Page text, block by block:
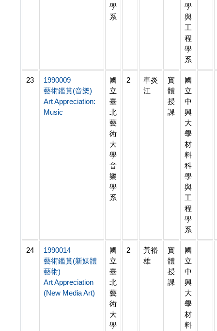
學
系
學
與
工
程
學
系
23
1990009
藝術鑑賞(音樂)
Art Appreciation:
Music
國
立
臺
北
藝
術
大
學
音
樂
學
系
2
車炎
江
實
體
授
課
國
立
中
興
大
學
材
料
科
學
與
工
程
學
系
24
1990014
藝術鑑賞(新媒體
藝術)
Art Appreciation
(New Media Art)
國
立
臺
北
藝
術
大
學
2
黃裕
雄
實
體
授
課
國
立
中
興
大
學
材
料